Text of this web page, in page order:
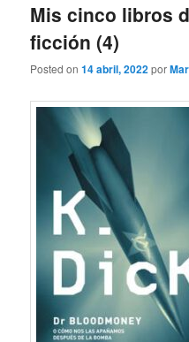
Mis cinco libros
ficción (4)
Posted on14 abril, 2022por